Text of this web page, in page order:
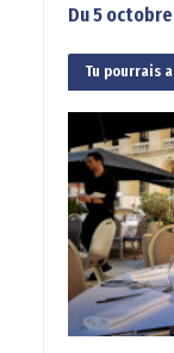
Du 5
Tu pourrais